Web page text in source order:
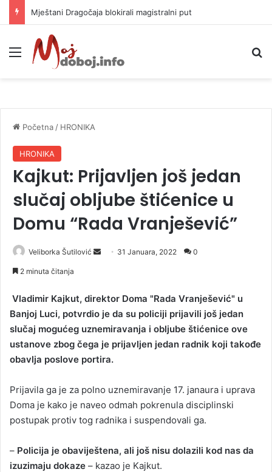
Helikopter ponovo gasi vatru u selima kod Trebinja
Meni
Početna / HRONIKA
HRONIKA
Kajkut: Prijavljen još jedan
slučaj obljube štićenice u
Domu “Rada Vranješević”
Veliborka Šutilović
d
a
n
e
m
31 Januara, 2022 0
2 minuta čitanja
Vladimir Kajkut, direktor Doma "Rada Vranješević" u
Banjoj Luci, potvrdio je da su policiji prijavili još jedan
slučaj mogućeg uznemiravanja i obljube štićenice ove
ustanove zbog čega je prijavljen jedan radnik koji takođe
obavlja poslove portira.
Prijavila ga je za polno uznemiravanje 17. janaura i uprava
Doma je kako je naveo odmah pokrenula disciplinski
postupak protiv tog radnika i suspendovali ga.
– Policija je obaviještena, ali još nisu dolazili kod nas da
izuzimaju dokaze – kazao je Kajkut.